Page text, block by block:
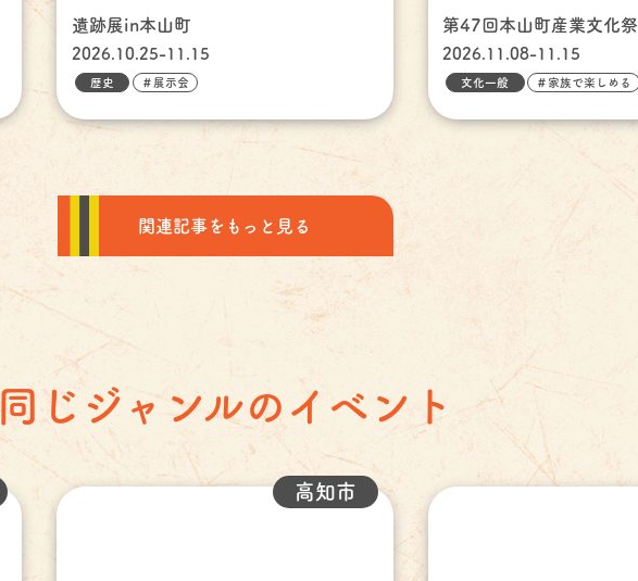
遺跡展in本山町
2026.10.25-11.15
歴史 ＃展示会
第47回本山町産業文化祭
2026.11.08-11.15
文化一般 ＃家族で楽しめる
関連記事をもっと見る
同じジャンルのイベント
高知市